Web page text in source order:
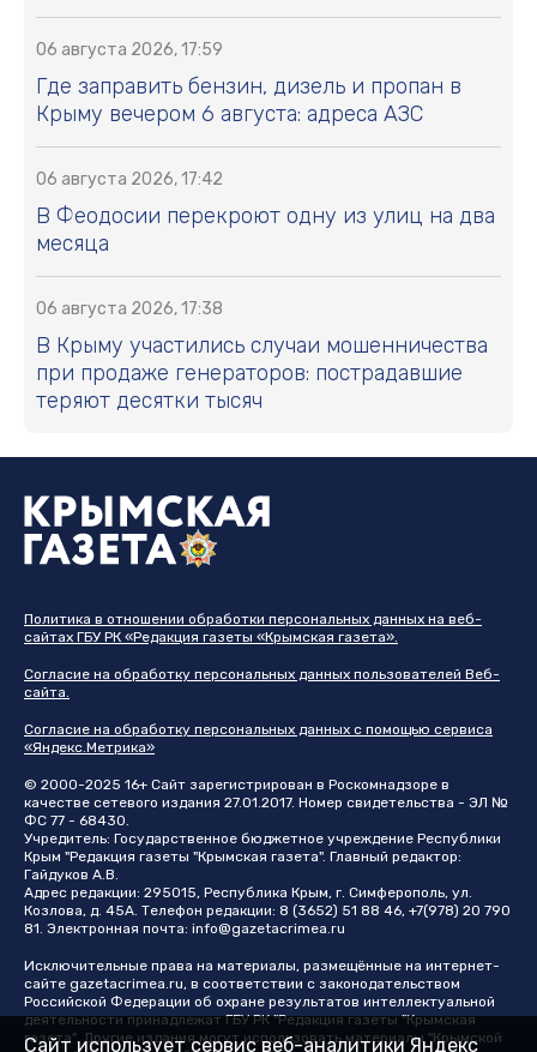
06 августа 2026, 17:59
Где заправить бензин, дизель и пропан в
Крыму вечером 6 августа: адреса АЗС
06 августа 2026, 17:42
В Феодосии перекроют одну из улиц на два
месяца
06 августа 2026, 17:38
В Крыму участились случаи мошенничества
при продаже генераторов: пострадавшие
теряют десятки тысяч
Политика в отношении обработки персональных данных на веб-
сайтах ГБУ РК «Редакция газеты «Крымская газета».
Согласие на обработку персональных данных пользователей Веб-
сайта.
Согласие на обработку персональных данных с помощью сервиса
«Яндекс.Метрика»
© 2000-2025 16+ Сайт зарегистрирован в Роскомнадзоре в
качестве сетевого издания 27.01.2017. Номер свидетельства - ЭЛ №
ФС 77 - 68430.
Учредитель: Государственное бюджетное учреждение Республики
Крым "Редакция газеты "Крымская газета". Главный редактор:
Гайдуков А.В.
Адрес редакции: 295015, Республика Крым, г. Симферополь, ул.
Козлова, д. 45А. Телефон редакции: 8 (3652) 51 88 46, +7(978) 20 790
81. Электронная почта: info@gazetacrimea.ru
Исключительные права на материалы, размещённые на интернет-
сайте gazetacrimea.ru, в соответствии с законодательством
Российской Федерации об охране результатов интеллектуальной
деятельности принадлежат ГБУ РК "Редакция газеты "Крымская
газета". Другие издания могут использовать материалы "Крымской
Сайт использует сервис веб-аналитики Яндекс